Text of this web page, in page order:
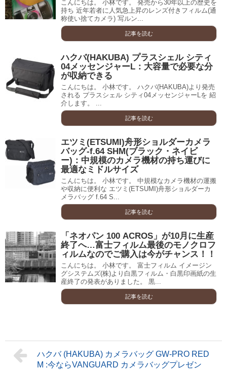
こんにちは。 小林です。 発売から30年以上の歴史を
持ち 近年若者に人気急上昇のレンズ付きフィルム(通
称使い捨てカメラ) 写ルン...
記事を読む
ハクバ(HAKUBA) プラスシェル シティ
04メッセンジャーL：大容量で必要な分
が収納できる
こんにちは。 小林です。 ハクバ(HAKUBA)より発売
される プラスシェル シティ04メッセンジャーLを 紹
介します。 ...
記事を読む
エツミ(ETSUMI)舟形ショルダーカメラ
バッグ-f.64 SHM(ブラック・ネイビ
ー)：中規模のカメラ機材の持ち運びに
最適なミドルサイズ
こんにちは。 小林です。 中規模なカメラ機材の運搬
や収納に便利な エツミ(ETSUMI)舟形ショルダーカ
メラバッグ f.64 S...
記事を読む
「ネオパン 100 ACROS」が10月に生産
終了へ…富士フィルム最後のモノクロフ
ィルムなのでご購入は今がチャンス！！
こんにちは。 小林です。 富士フィルム イメージン
グシステムズ(株)より白黒フィルム・白黒印画紙の生
産終了の発表がありました。 黒...
記事を読む
ハクバ (HAKUBA) カメラバッグ GW-PRO RED
M :今ならVANGUARD カメラバッグプレゼン